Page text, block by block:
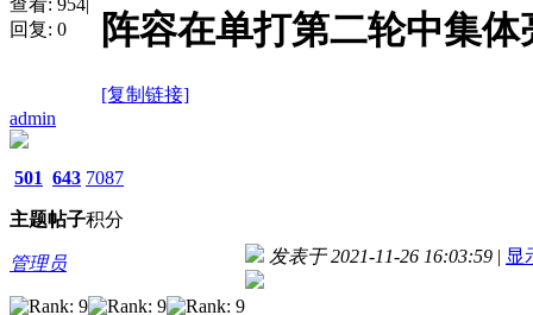
回复: 0
阵容在单打第二轮中集体
[复制链接]
admin
501
主题
643
帖子
7087
积分
管理员 发表于 2021-11-26 16:03:59 | 显